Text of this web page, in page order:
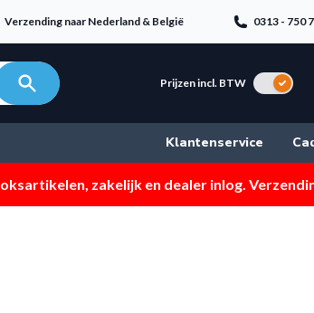
Verzending naar Nederland & België 0313 - 750
Prijzen incl. BTW Incl. BTW
Klantenservice
zakelijk en dealer inlog.